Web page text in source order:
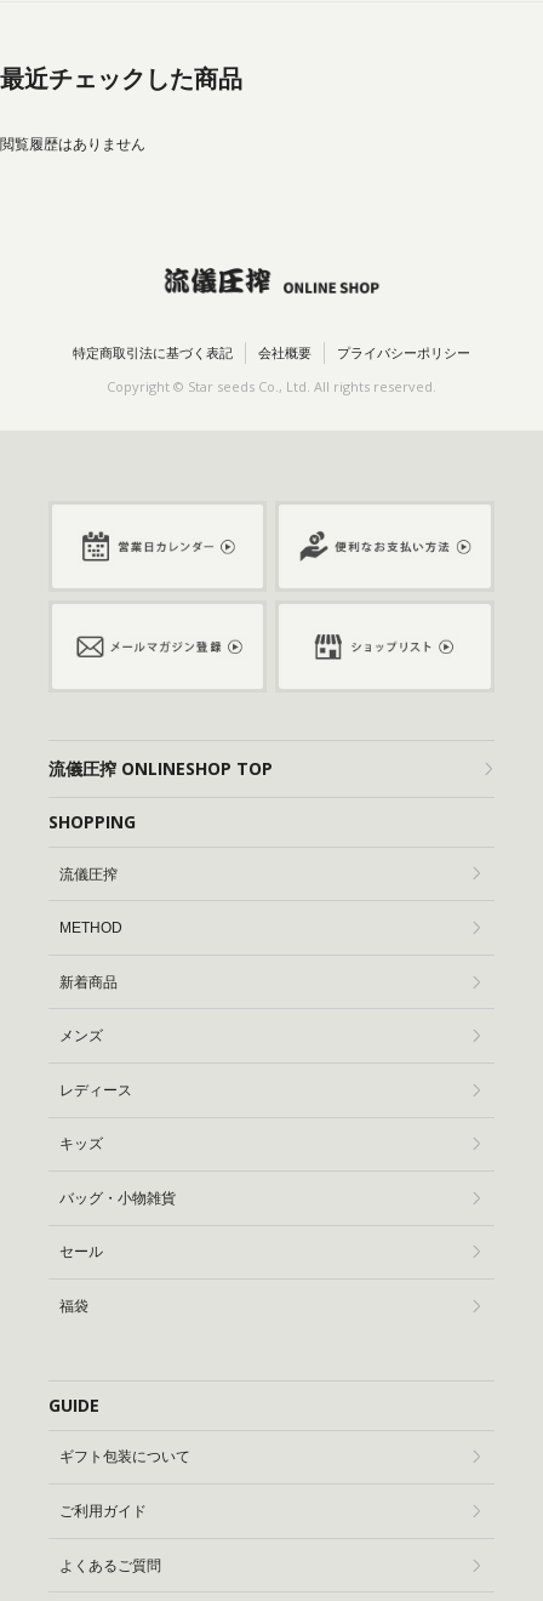
最近チェックした商品
閲覧履歴はありません
特定商取引法に基づく表記 会社概要 プライバシーポリシー
Copyright © Star seeds Co., Ltd. All rights reserved.
流儀圧搾 ONLINESHOP TOP
SHOPPING
流儀圧搾
METHOD
新着商品
メンズ
レディース
キッズ
バッグ・小物雑貨
セール
福袋
GUIDE
ギフト包装について
ご利用ガイド
よくあるご質問